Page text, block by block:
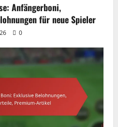
Anfängerboni,
für neue Spieler
0